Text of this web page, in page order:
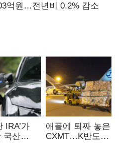
억원…전년비 0.2% 감소
IRA’가
국산
애플에 퇴짜 놓은
CXMT…K반도체